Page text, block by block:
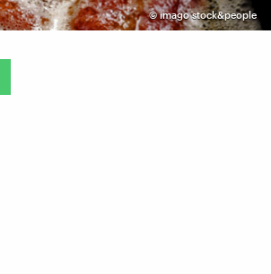
©imago stock&people